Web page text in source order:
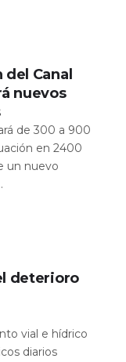
Canal
nuevos
de 300 a 900
en 2400
un nuevo
deterioro
vial e hídrico
diarios